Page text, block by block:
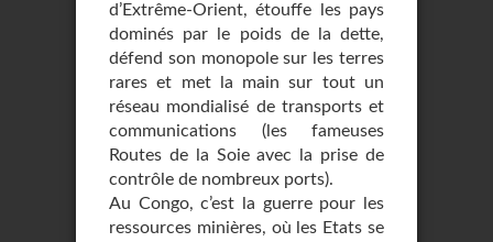
d’Extrême-Orient, étouffe les pays
dominés par le poids de la dette,
défend son monopole sur les terres
rares et met la main sur tout un
réseau mondialisé de transports et
communications (les fameuses
Routes de la Soie avec la prise de
contrôle de nombreux ports).
Au Congo, c’est la guerre pour les
ressources minières, où les Etats se